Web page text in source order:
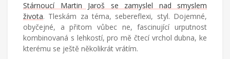
Stárnoucí Martin Jaroš se zamyslel nad smyslem
života. Tleskám za téma, sebereflexi, styl. Dojemné,
obyčejné, a přitom vůbec ne, fascinující urputnost
kombinovaná s lehkostí, pro mě čtecí vrchol dubna, ke
kterému se ještě několikrát vrátím.